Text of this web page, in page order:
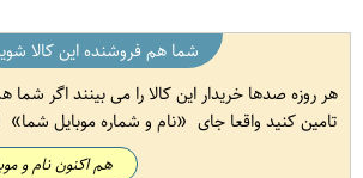
شما هم فروشنده این کالا
هر روزه صدها خریدار این کالا را می بینند اگر شما
تامین کنید واقعا جای
نام و شماره موبایل شما
هم اکنون نام و